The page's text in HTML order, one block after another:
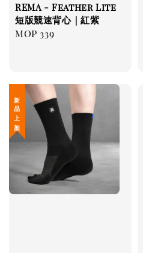
REMA - Feather Lite
短版競速背心｜紅紫
Regular
MOP 339
新 品 上 架